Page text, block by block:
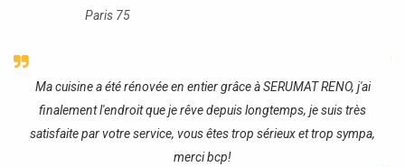
Paris 75
Ma cuisine a été rénovée en entier grâce à SERUMAT RENO, j'ai
finalement l'endroit que je rêve depuis longtemps, je suis très
satisfaite par votre service, vous êtes trop sérieux et trop sympa,
merci bcp!